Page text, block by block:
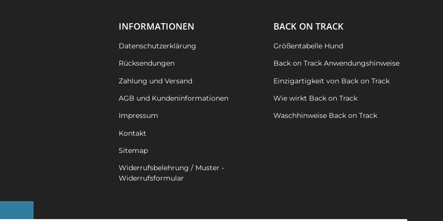
INFORMATIONEN
Datenschutzerklärung
Rücksendungen
Zahlung und Versand
AGB und Kundeninformationen
Impressum
Kontakt
Sitemap
Widerrufsbelehrung / Muster -
Widerrufsformular
BACK ON TRACK
Größentabelle Hund
Back on Track Anwendungshinweise
Einzigartigkeit von Back on Track
Wie wirkt Back on Track
Waschhinweise Back on Track